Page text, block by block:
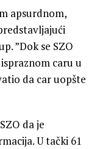
apsurdnom,
”Dok se SZO
caru u
da car uopšte
da je
U tački 61